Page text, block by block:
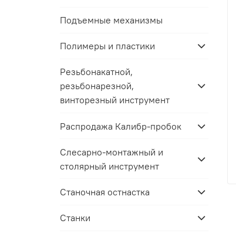
Подъемные механизмы
Полимеры и пластики
Резьбонакатной,
резьбонарезной,
винторезный инструмент
Распродажа Калибр-пробок
Слесарно-монтажный и
столярный инструмент
Станочная остнастка
Станки